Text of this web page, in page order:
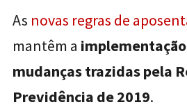
As novas regras de
mantêm a
mudanças trazidas pela
Previdência de 2019.